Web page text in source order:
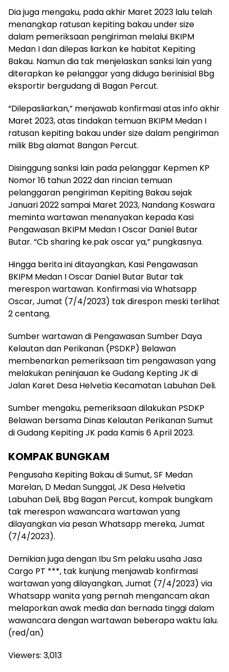
Dia juga mengaku, pada akhir Maret 2023 lalu telah
menangkap ratusan kepiting bakau under size
dalam pemeriksaan pengiriman melalui BKIPM
Medan I dan dilepas liarkan ke habitat Kepiting
Bakau. Namun dia tak menjelaskan sanksi lain yang
diterapkan ke pelanggar yang diduga berinisial Bbg
eksportir bergudang di Bagan Percut.
“Dilepasliarkan,” menjawab konfirmasi atas info akhir
Maret 2023, atas tindakan temuan BKIPM Medan I
ratusan kepiting bakau under size dalam pengiriman
milik Bbg alamat Bangan Percut.
Disinggung sanksi lain pada pelanggar Kepmen KP
Nomor 16 tahun 2022 dan rincian temuan
pelanggaran pengiriman Kepiting Bakau sejak
Januari 2022 sampai Maret 2023, Nandang Koswara
meminta wartawan menanyakan kepada Kasi
Pengawasan BKIPM Medan I Oscar Daniel Butar
Butar. “Cb sharing ke.pak oscar ya,” pungkasnya.
Hingga berita ini ditayangkan, Kasi Pengawasan
BKIPM Medan I Oscar Daniel Butar Butar tak
merespon wartawan. Konfirmasi via Whatsapp
Oscar, Jumat (7/4/2023) tak direspon meski terlihat
2 centang.
Sumber wartawan di Pengawasan Sumber Daya
Kelautan dan Perikanan (PSDKP) Belawan
membenarkan pemeriksaan tim pengawasan yang
melakukan peninjauan ke Gudang Kepting JK di
Jalan Karet Desa Helvetia Kecamatan Labuhan Deli.
Sumber mengaku, pemeriksaan dilakukan PSDKP
Belawan bersama Dinas Kelautan Perikanan Sumut
di Gudang Kepiting JK pada Kamis 6 April 2023.
KOMPAK BUNGKAM
Pengusaha Kepiting Bakau di Sumut, SF Medan
Marelan, D Medan Sunggal, JK Desa Helvetia
Labuhan Deli, Bbg Bagan Percut, kompak bungkam
tak merespon wawancara wartawan yang
dilayangkan via pesan Whatsapp mereka, Jumat
(7/4/2023).
Demikian juga dengan Ibu Sm pelaku usaha Jasa
Cargo PT ***, tak kunjung menjawab konfirmasi
wartawan yang dilayangkan, Jumat (7/4/2023) via
Whatsapp wanita yang pernah mengancam akan
melaporkan awak media dan bernada tinggi dalam
wawancara dengan wartawan beberapa waktu lalu.
(red/an)
Viewers: 3,013